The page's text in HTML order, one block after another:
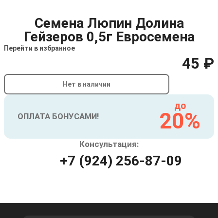
Семена Люпин Долина
Гейзеров 0,5г Евросемена
Перейти в избранное
45 ₽
Нет в наличии
ОПЛАТА БОНУСАМИ!
до
20%
Консультация:
+7 (924) 256-87-09